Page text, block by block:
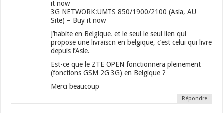
it now
3G NETWORK:UMTS 850/1900/2100 (Asia, AU
Site) – Buy it now
J’habite en Belgique, et le seul le seul lien qui
propose une livraison en belgique, c’est celui qui livre
depuis l’Asie.
Est-ce que le ZTE OPEN fonctionnera pleinement
(fonctions GSM 2G 3G) en Belgique ?
Merci beaucoup
Répondre